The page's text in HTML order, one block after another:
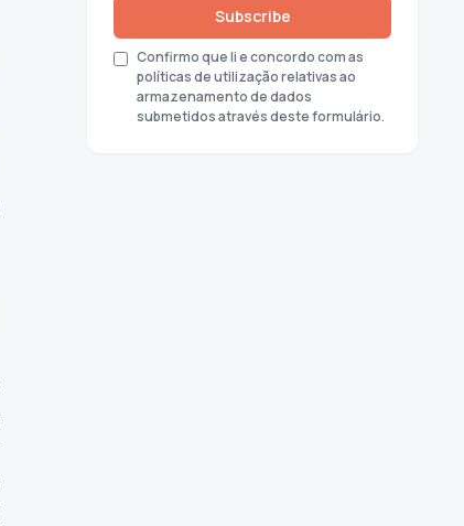
Subscribe
Confirmo que li e concordo com as
políticas de utilização relativas ao
armazenamento de dados
submetidos através deste formulário.